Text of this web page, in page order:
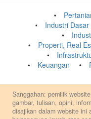
Industri Dasar
Properti, Real
Keuangan
Sanggahan: pemilik
gambar, tulisan, opini,
disajikan dalam website ini